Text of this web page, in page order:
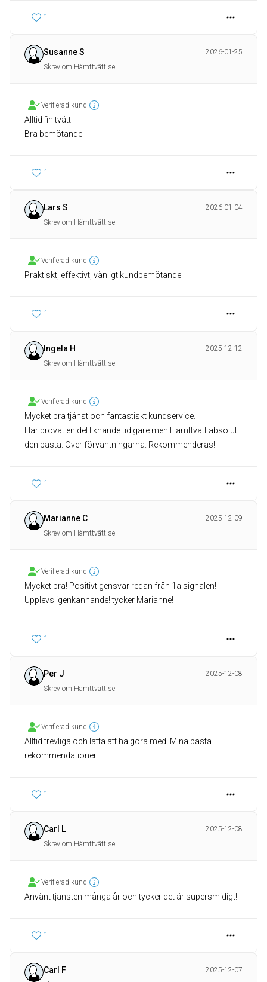
1
Susanne S
2026-01-25
Skrev om Hämttvätt.se
Verifierad kund
Alltid fin tvätt
Bra bemötande
1
Lars S
2026-01-04
Skrev om Hämttvätt.se
Verifierad kund
Praktiskt, effektivt, vänligt kundbemötande
1
Ingela H
2025-12-12
Skrev om Hämttvätt.se
Verifierad kund
Mycket bra tjänst och fantastiskt kundservice.
Har provat en del liknande tidigare men Hämttvätt absolut
den bästa. Över förväntningarna. Rekommenderas!
1
Marianne C
2025-12-09
Skrev om Hämttvätt.se
Verifierad kund
Mycket bra! Positivt gensvar redan från 1a signalen!
Upplevs igenkännande! tycker Marianne!
1
Per J
2025-12-08
Skrev om Hämttvätt.se
Verifierad kund
Alltid trevliga och lätta att ha göra med. Mina bästa
rekommendationer.
1
Carl L
2025-12-08
Skrev om Hämttvätt.se
Verifierad kund
Använt tjänsten många år och tycker det är supersmidigt!
1
Carl F
2025-12-07